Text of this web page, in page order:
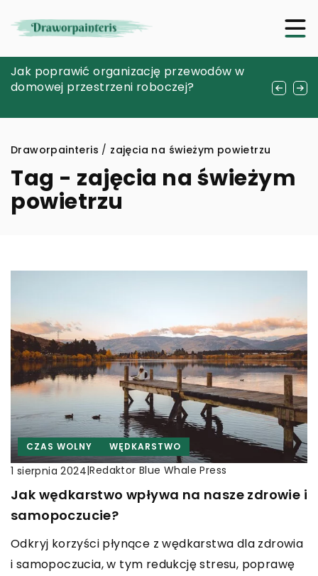
Rozpoznawanie i leczenie powszechnych
chorób neurologicznych przez konsultacje
Jak poprawić organizację przewodów w
domowej przestrzeni roboczej?
Tworzenie unikalnej biżuterii z koralików:
poradnik dla początkujących
Draworpainteris / zajęcia na świeżym powietrzu
Tag - zajęcia na świeżym
powietrzu
CZAS WOLNY WĘDKARSTWO
1 sierpnia 2024|Redaktor Blue Whale Press
Jak wędkarstwo wpływa na nasze zdrowie i
samopoczucie?
Odkryj korzyści płynące z wędkarstwa dla zdrowia
i samopoczucia, w tym redukcję stresu, poprawę